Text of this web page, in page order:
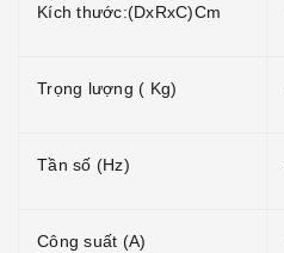
Kích thước:(DxRxC)Cm
Trọng lượng ( Kg)
Tần số (Hz)
Công suất (A)